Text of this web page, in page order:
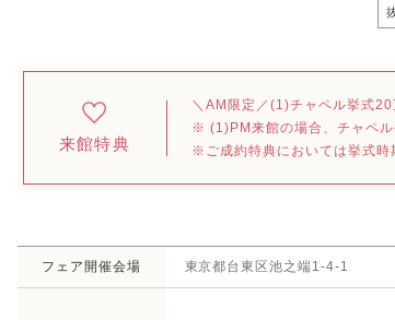
来館特典
＼AM限定／(1)チャペル挙式
※ (1)PM来館の場合、チャペ
※ご成約特典においては挙式時
フェア開催会場 東京都台東区池之端1-4-1